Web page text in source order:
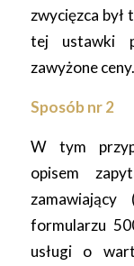
zwycięzca był
tej ustawki
zawyżone ceny.
Sposób nr 2
W tym
opisem
formularzu
usługi o